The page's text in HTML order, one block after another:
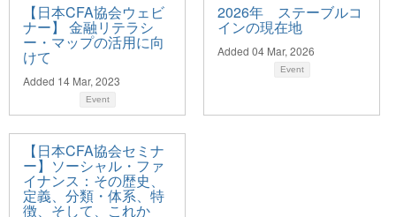
【日本CFA協会ウェビ
ナー】 金融リテラシ
ー・マップの活用に向
けて
Added 14 Mar, 2023
Event
2026年 ステーブルコ
インの現在地
Added 04 Mar, 2026
Event
【日本CFA協会セミナ
ー】ソーシャル・ファ
イナンス：その歴史、
定義、分類・体系、特
徴、そして、これか